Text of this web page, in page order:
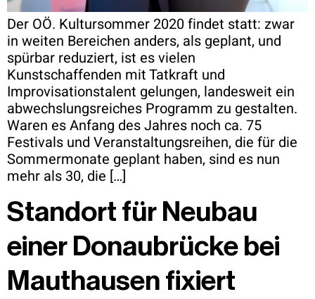
Der OÖ. Kultursommer 2020 findet statt: zwar
in weiten Bereichen anders, als geplant, und
spürbar reduziert, ist es vielen
Kunstschaffenden mit Tatkraft und
Improvisationstalent gelungen, landesweit ein
abwechslungsreiches Programm zu gestalten.
Waren es Anfang des Jahres noch ca. 75
Festivals und Veranstaltungsreihen, die für die
Sommermonate geplant haben, sind es nun
mehr als 30, die […]
Standort für Neubau
einer Donaubrücke bei
Mauthausen fixiert